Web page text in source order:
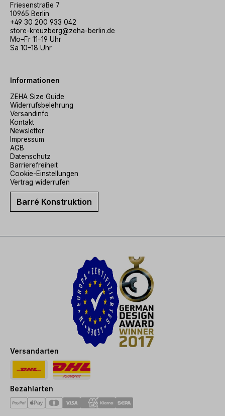
Friesenstraße 7
10965 Berlin
+49 30 200 933 042
store-kreuzberg@zeha-berlin.de
Mo–Fr 11–19 Uhr
Sa 10–18 Uhr
Informationen
ZEHA Size Guide
Widerrufsbelehrung
Versandinfo
Kontakt
Newsletter
Impressum
AGB
Datenschutz
Barrierefreiheit
Cookie-Einstellungen
Vertrag widerrufen
Barré Konstruktion
Versandarten
Bezahlarten